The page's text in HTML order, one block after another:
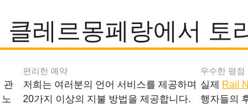
클레르몽페랑에서 토
관
편리한 예약
저희는 여러분의 언어 서비스를 제공하며
20가지 이상의 지불 방법을 제공합니다.
우수한 평점
실제 Rail
행자들의